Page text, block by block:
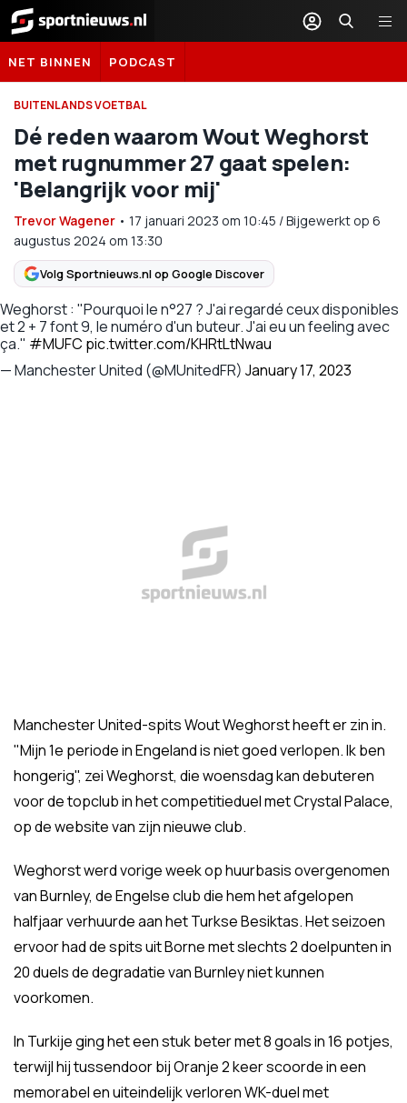
Sportnieuws.nl
NET BINNEN PODCAST
BUITENLANDS VOETBAL
Dé reden waarom Wout Weghorst
met rugnummer 27 gaat spelen:
'Belangrijk voor mij'
Trevor Wagener • 17 januari 2023 om 10:45 /Bijgewerkt op 6
augustus 2024 om 13:30
Volg Sportnieuws.nl op Google Discover
Weghorst : "Pourquoi le n°27 ? J'ai regardé ceux disponibles
et 2 + 7 font 9, le numéro d'un buteur. J'ai eu un feeling avec
ça." #MUFC pic.twitter.com/KHRtLtNwau
— Manchester United (@MUnitedFR) January 17, 2023
Manchester United-spits Wout Weghorst heeft er zin in.
"Mijn 1e periode in Engeland is niet goed verlopen. Ik ben
hongerig", zei Weghorst, die woensdag kan debuteren
voor de topclub in het competitieduel met Crystal Palace,
op de website van zijn nieuwe club.
Weghorst werd vorige week op huurbasis overgenomen
van Burnley, de Engelse club die hem het afgelopen
halfjaar verhuurde aan het Turkse Besiktas. Het seizoen
ervoor had de spits uit Borne met slechts 2 doelpunten in
20 duels de degradatie van Burnley niet kunnen
voorkomen.
In Turkije ging het een stuk beter met 8 goals in 16 potjes,
terwijl hij tussendoor bij Oranje 2 keer scoorde in een
memorabel en uiteindelijk verloren WK-duel met